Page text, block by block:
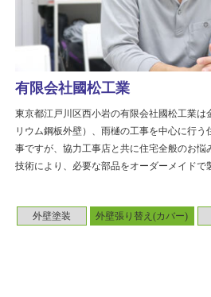
外壁塗装 外壁張り替え(カバー)
有限会社國松工業
東京都江戸川区西小岩の有限会社國松工業は
リウム鋼板外壁）、雨樋の工事を中心に行
事ですが、協力工事店と共に住宅全般のお悩
技術により、必要な部品をオーダーメイドで